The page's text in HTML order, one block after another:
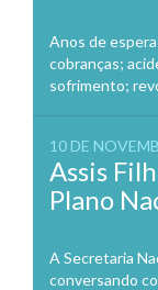
Anos de
cobranças;
sofrimento;
10 DE
Assis
Plano
A Secretaria
conversando